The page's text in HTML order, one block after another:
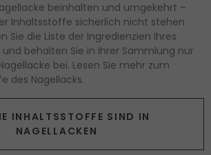
beinhalten und umgekehrt –
Inhaltsstoffe sicherlich nicht stehen
Sie die Liste der Ingredienzien Ihres
und behalten Sie in Ihrer Sammlung nur
bei. Lesen Sie mehr zum
des Nagellacks.
INHALTSSTOFFE SIND IN
NAGELLACKEN